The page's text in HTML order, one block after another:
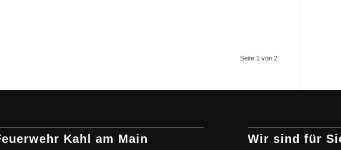
Seite 1 von 2
Kahl am Main Wir sind für